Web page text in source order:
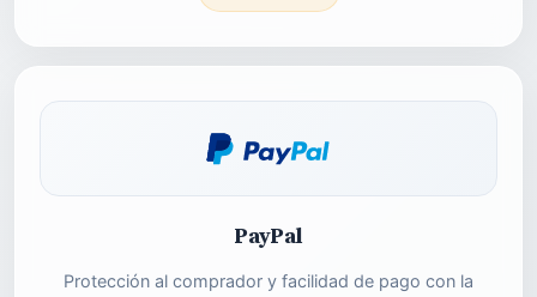
PayPal
Protección al comprador y facilidad de pago con la